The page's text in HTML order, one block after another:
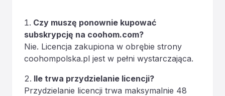
Czy muszę ponownie kupować
subskrypcję na coohom.com?
Nie. Licencja zakupiona w obrębie strony
coohompolska.pl jest w pełni wystarczająca.
Ile trwa przydzielanie licencji?
Przydzielanie licencji trwa maksymalnie 48